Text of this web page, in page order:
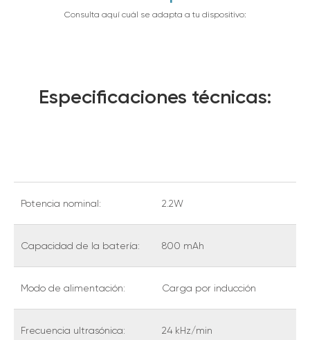
Consulta aquí cuál se adapta a tu dispositivo:
Especificaciones técnicas:
Potencia nominal: 2.2W
Capacidad de la batería: 800 mAh
Modo de alimentación: Carga por inducción
Frecuencia ultrasónica: 24 kHz/min